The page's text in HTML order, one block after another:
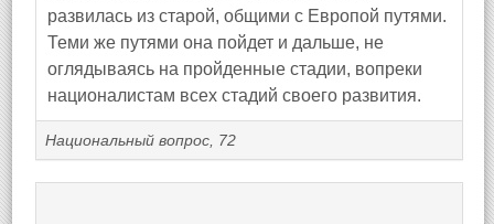
развилась из старой, общими с Европой путями.
Теми же путями она пойдет и дальше, не
оглядываясь на пройденные стадии, вопреки
националистам всех стадий своего развития.
Национальный вопрос, 72